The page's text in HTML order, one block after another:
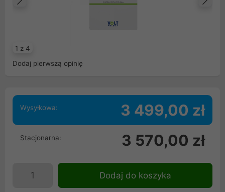
1 z 4
Poprzedni
Dodaj pierwszą opinię
Wysyłkowa: 3 499,00 zł
Stacjonarna: 3 570,00 zł
Dodaj do koszyka